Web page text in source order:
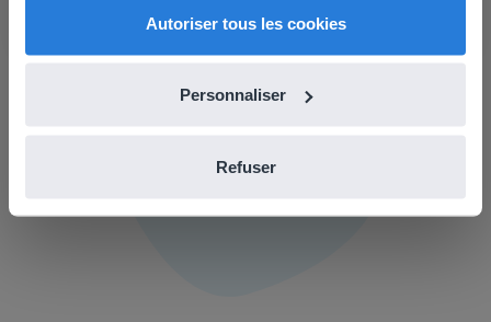
Autoriser tous les cookies
Personnaliser
Refuser